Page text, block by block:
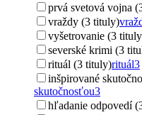
prvá svetová vojna
vraždy (3 tituly)
vyšetrovanie (3
severské krimi (3
rituál (3 tituly)rituál3
inšpirované
skutočnosťou3
hľadanie odpovedí